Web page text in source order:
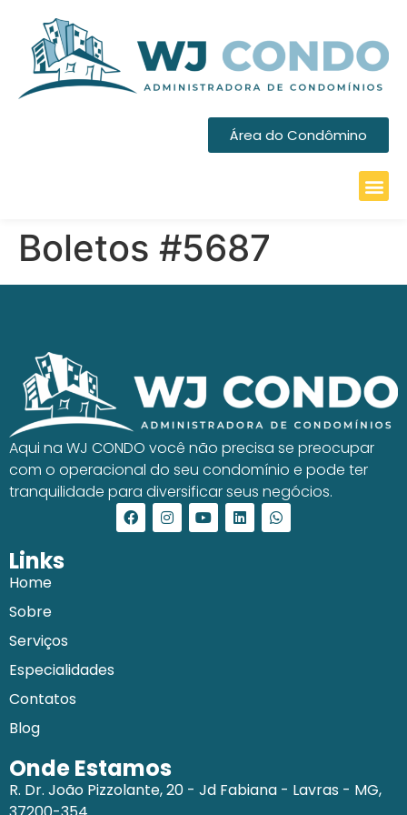
Área do Condômino
Boletos #5687
Aqui na WJ CONDO você não precisa se preocupar
com o operacional do seu condomínio e pode ter
tranquilidade para diversificar seus negócios.
Links
Home
Sobre
Serviços
Especialidades
Contatos
Blog
Onde Estamos
R. Dr. João Pizzolante, 20 - Jd Fabiana - Lavras - MG,